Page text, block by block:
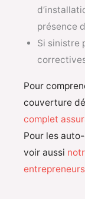
présence
Si sinistre
Pour
couverture
complet
Pour les
voir aussi
entrepreneurs